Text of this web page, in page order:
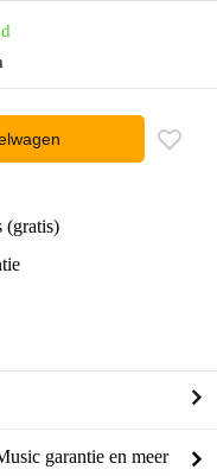
(gratis)
garantie en meer